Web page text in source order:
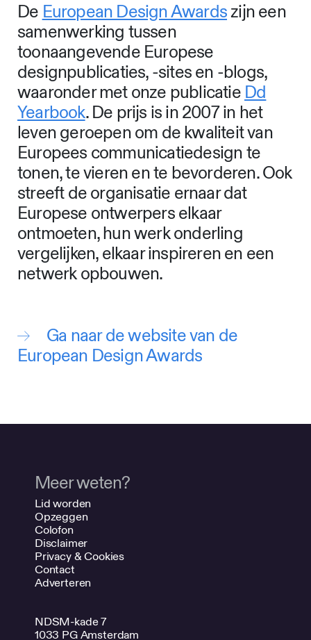
De European Design Awardszijn een
samenwerking tussen
toonaangevende Europese
designpublicaties, -sites en -blogs,
waaronder met onze publicatie Dd
Yearbook. De prijs is in 2007 in het
leven geroepen om de kwaliteit van
Europees communicatiedesign te
tonen, te vieren en te bevorderen. Ook
streeft de organisatie ernaar dat
Europese ontwerpers elkaar
ontmoeten, hun werk onderling
vergelijken, elkaar inspireren en een
netwerk opbouwen.
Ga naar de website van de
European Design Awards
Meer weten?
Lid worden
Opzeggen
Colofon
Disclaimer
Privacy & Cookies
Contact
Adverteren
NDSM-kade 7
1033 PG Amsterdam